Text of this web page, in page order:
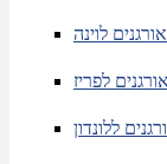
לוינה
לפריז
ללונדון